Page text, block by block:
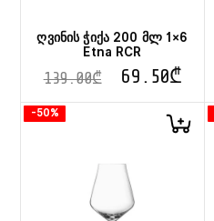
ღვინის ჭიქა 200 მლ 1×6
Etna RCR
139.00₾ 69.50₾
-50%